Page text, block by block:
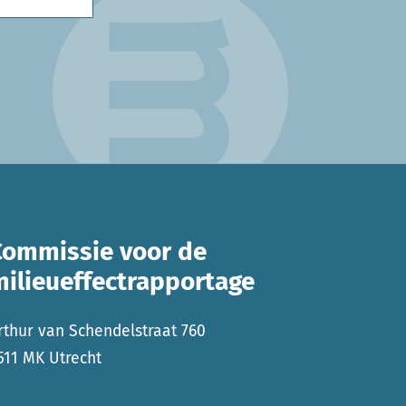
voor de
van Schendelstraat 760
MK Utrecht